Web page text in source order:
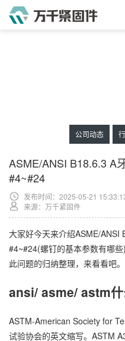
公司动态
ASME/ANSI B18.6.3 A
#4~#24
发布时间：2025-05-21
来源：万千紧固件
大家好今天来介绍ASME/ANSI
#4~#24(螺钉的基本参数有哪
此问题的归纳整理，来看看吧。
ansi/ asme/ astm
ASTM-American Society for
试验协会的英文缩写。ASTM